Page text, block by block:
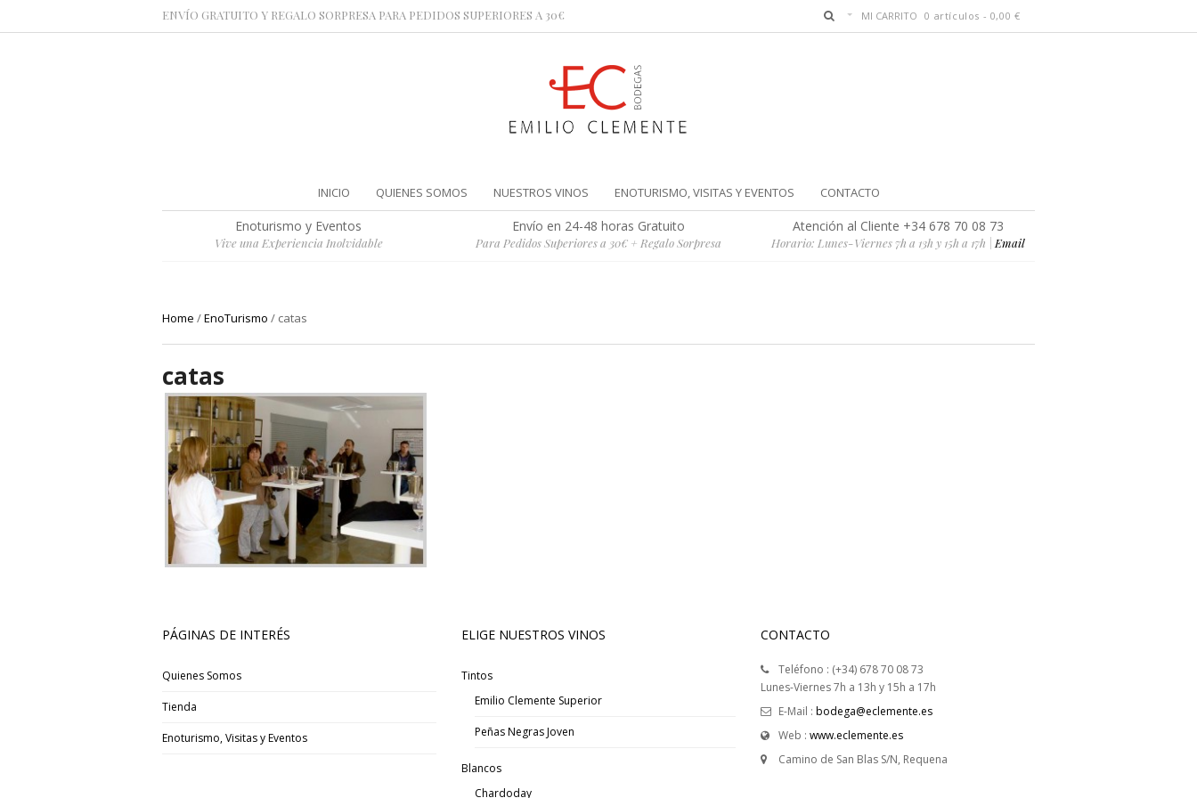
ENVÍO GRATUITO Y REGALO SORPRESA PARA PEDIDOS SUPERIORES A 30€ MI CARRITO 0 artículos - 0,00 €
INICIO QUIENES SOMOS NUESTROS VINOS ENOTURISMO, VISITAS Y EVENTOS CONTACTO
Enoturismo y Eventos
Vive una Experiencia Inolvidable
Envío en 24-48 horas Gratuito
Para Pedidos Superiores a 30€ + Regalo Sorpresa
Atención al Cliente +34 678 70 08 73
Horario: Lunes-Viernes 7h a 13h y 15h a 17h | Email
Home /EnoTurismo / catas
catas
PÁGINAS DE INTERÉS
Quienes Somos
Tienda
Enoturismo, Visitas y Eventos
ELIGE NUESTROS VINOS
Tintos
Emilio Clemente Superior
Peñas Negras Joven
Blancos
Chardoday
CONTACTO
Teléfono : (+34) 678 70 08 73
Lunes-Viernes 7h a 13h y 15h a 17h
E-Mail : bodega@eclemente.es
Web : www.eclemente.es
Camino de San Blas S/N, Requena